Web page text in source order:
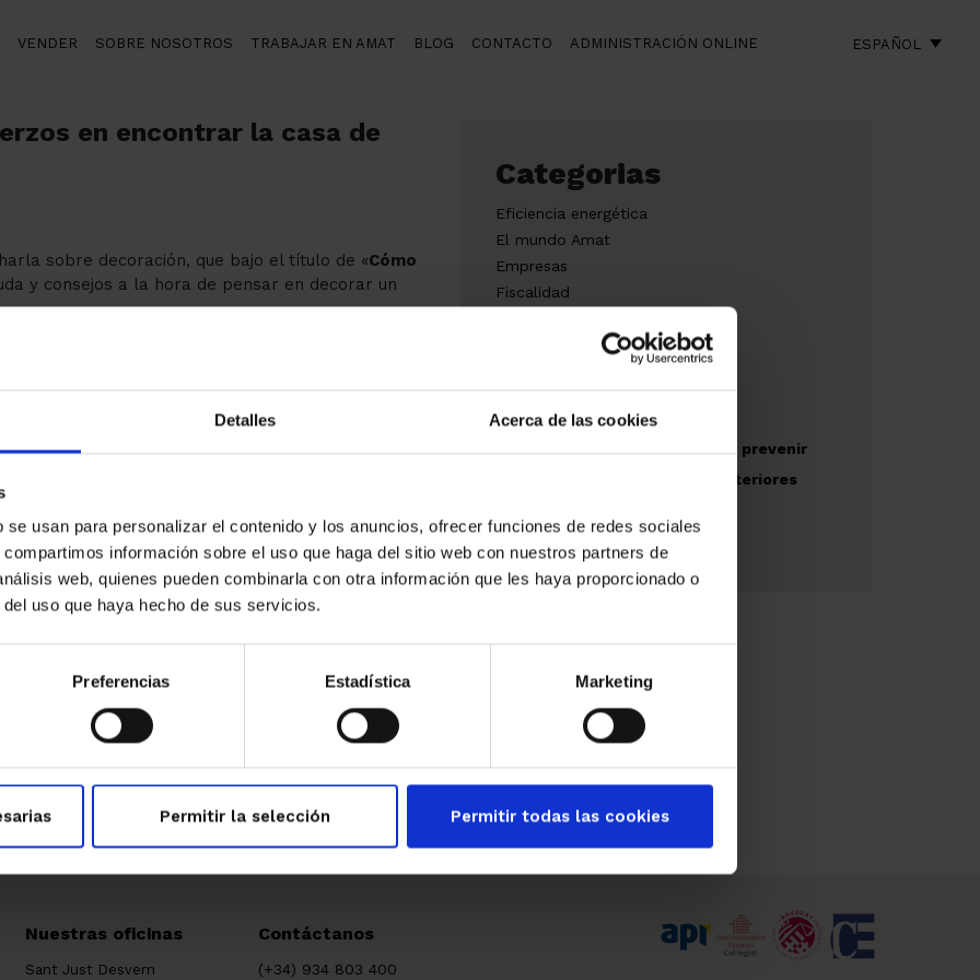
Detalles Acerca de las cookies
usan para personalizar el contenido y los anuncios, ofrecer funciones de redes sociales
información sobre el uso que haga del sitio web con nuestros partners de
web, quienes pueden combinarla con otra información que les haya proporcionado o
uso que haya hecho de sus servicios.
Preferencias Estadística Marketing
Permitir la selección Permitir todas las cookies
VENDER SOBRE NOSOTROS TRABAJAR EN AMAT BLOG CONTACTO ADMINISTRACIÓN ONLINE ESPAÑOL
en encontrar la casa de
sobre decoración, que bajo el título de «Cómo
y consejos a la hora de pensar en decorar un
Nos explicaron lo que necesitaban “captar”
adecuado a cada uno de ellos, y también de
nuestro día a día.
modelo
sus dudas en decoración y muebles
al acto y especialmente a todo el equipo
concedió Olaf
Slott
→
Categorias
Eficiencia energética
El mundo Amat
Empresas
Fiscalidad
Obras nuevas
Recomendaciones para prevenir
riesgos en espacios exteriores
Nuestras oficinas
Sant Just Desvern
Contáctanos
(+34) 934 803 400